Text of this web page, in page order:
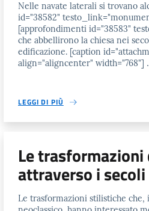
Nelle navate laterali si trovano
id="38582"
[approfondimenti id="38583"
che abbellirono la chiesa nei
edificazione. [caption
align="aligncenter" width="768"]
LEGGI DI PIÙ
Le trasformazioni
attraverso i secoli
Le trasformazioni stilistiche che,